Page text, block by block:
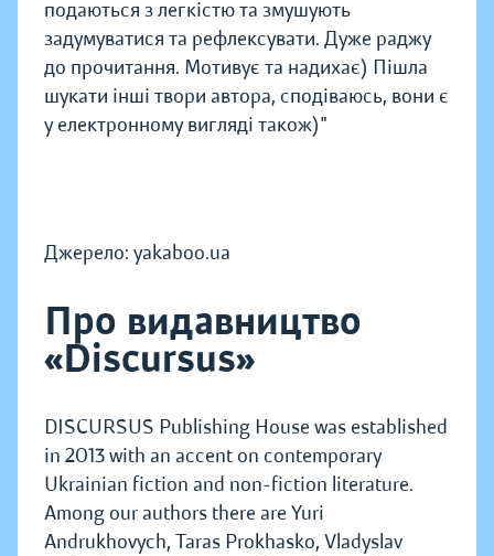
подаються з легкістю та змушують
задумуватися та рефлексувати. Дуже раджу
до прочитання. Мотивує та надихає) Пішла
шукати інші твори автора, сподіваюсь, вони є
у електронному вигляді також)"
Джерело: yakaboo.ua
Про видавництво
«Discursus»
DISCURSUS Publishing House was established
in 2013 with an accent on contemporary
Ukrainian fiction and non-fiction literature.
Among our authors there are Yuri
Andrukhovych, Taras Prokhasko, Vladyslav